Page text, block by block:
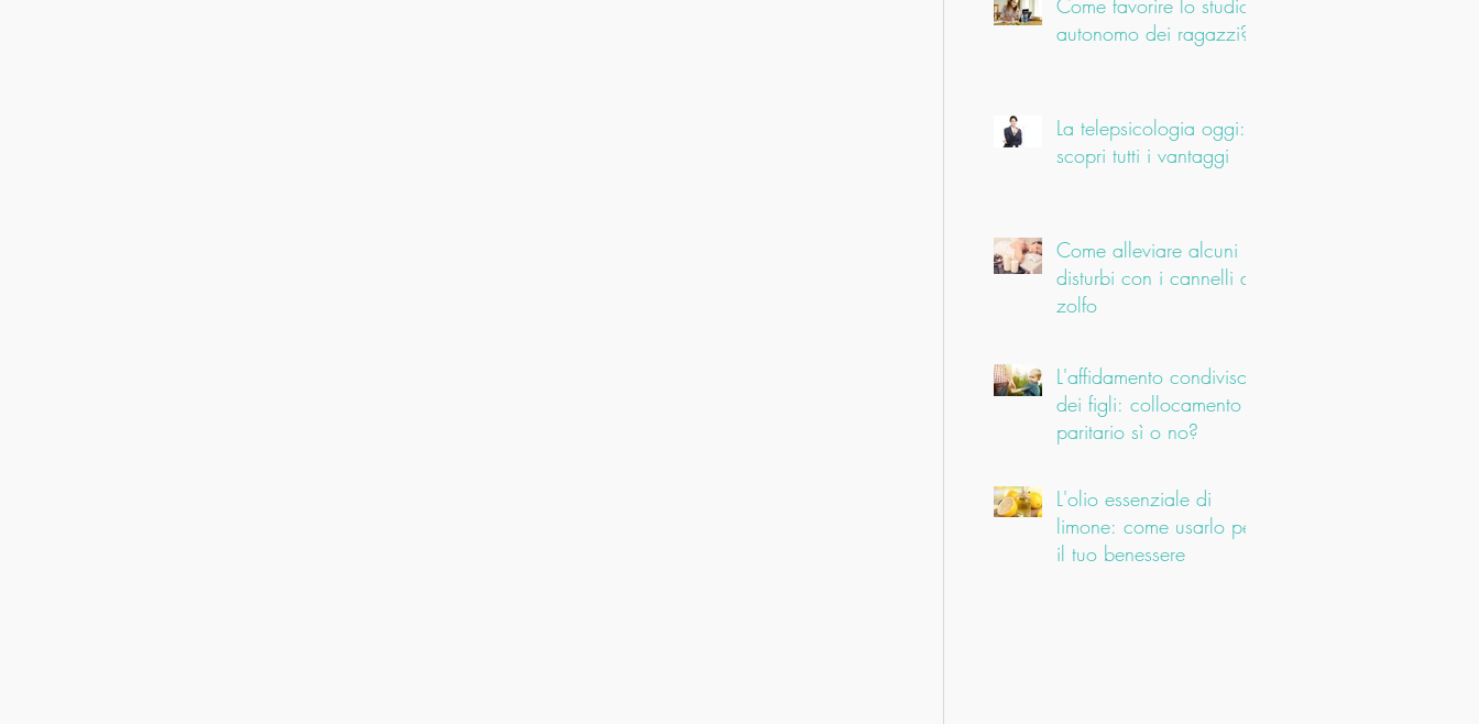
Come favorire lo studio
autonomo dei ragazzi?
La telepsicologia oggi:
scopri tutti i vantaggi
Come alleviare alcuni
disturbi con i cannelli di
zolfo
L'affidamento condiviso
dei figli: collocamento
paritario sì o no?
L'olio essenziale di
limone: come usarlo per
il tuo benessere